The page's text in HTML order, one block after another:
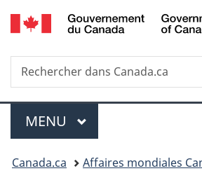
Passer
au
principal
Passer
à
Au
du
Passer
à
version
Recherche
Rechercher
dans
Menu
MENU PRINCIPAL
Vous
Canada.ca Affaires mondiales